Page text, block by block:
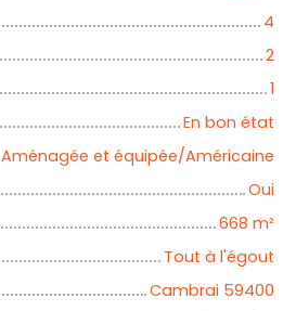
4
2
1
En bon état
Aménagée et équipée/Américaine
Oui
668 m²
Tout à l'égout
Cambrai 59400